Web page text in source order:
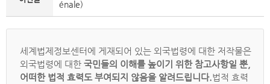
énale)
세계법제정보센터에 게재되어 있는 외국법령에 대한 저작물은
외국법령에 대한 국민들의 이해를 높이기 위한 참고사항일 뿐,
어떠한 법적 효력도 부여되지 않음을 알려드립니다.법적 효력